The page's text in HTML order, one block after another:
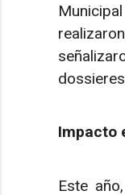
Impacto
Este